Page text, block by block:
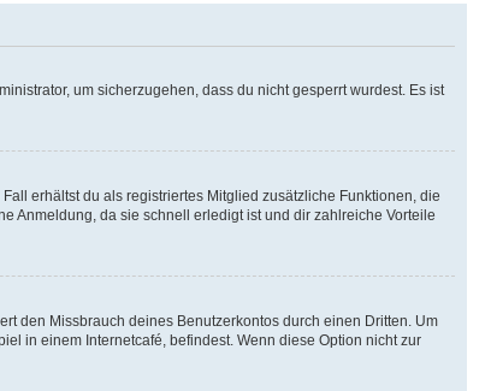
um sicherzugehen, dass du nicht gesperrt wurdest. Es ist
erhältst du als registriertes Mitglied zusätzliche Funktionen, die
Anmeldung, da sie schnell erledigt ist und dir zahlreiche Vorteile
den Missbrauch deines Benutzerkontos durch einen Dritten. Um
in einem Internetcafé, befindest. Wenn diese Option nicht zur